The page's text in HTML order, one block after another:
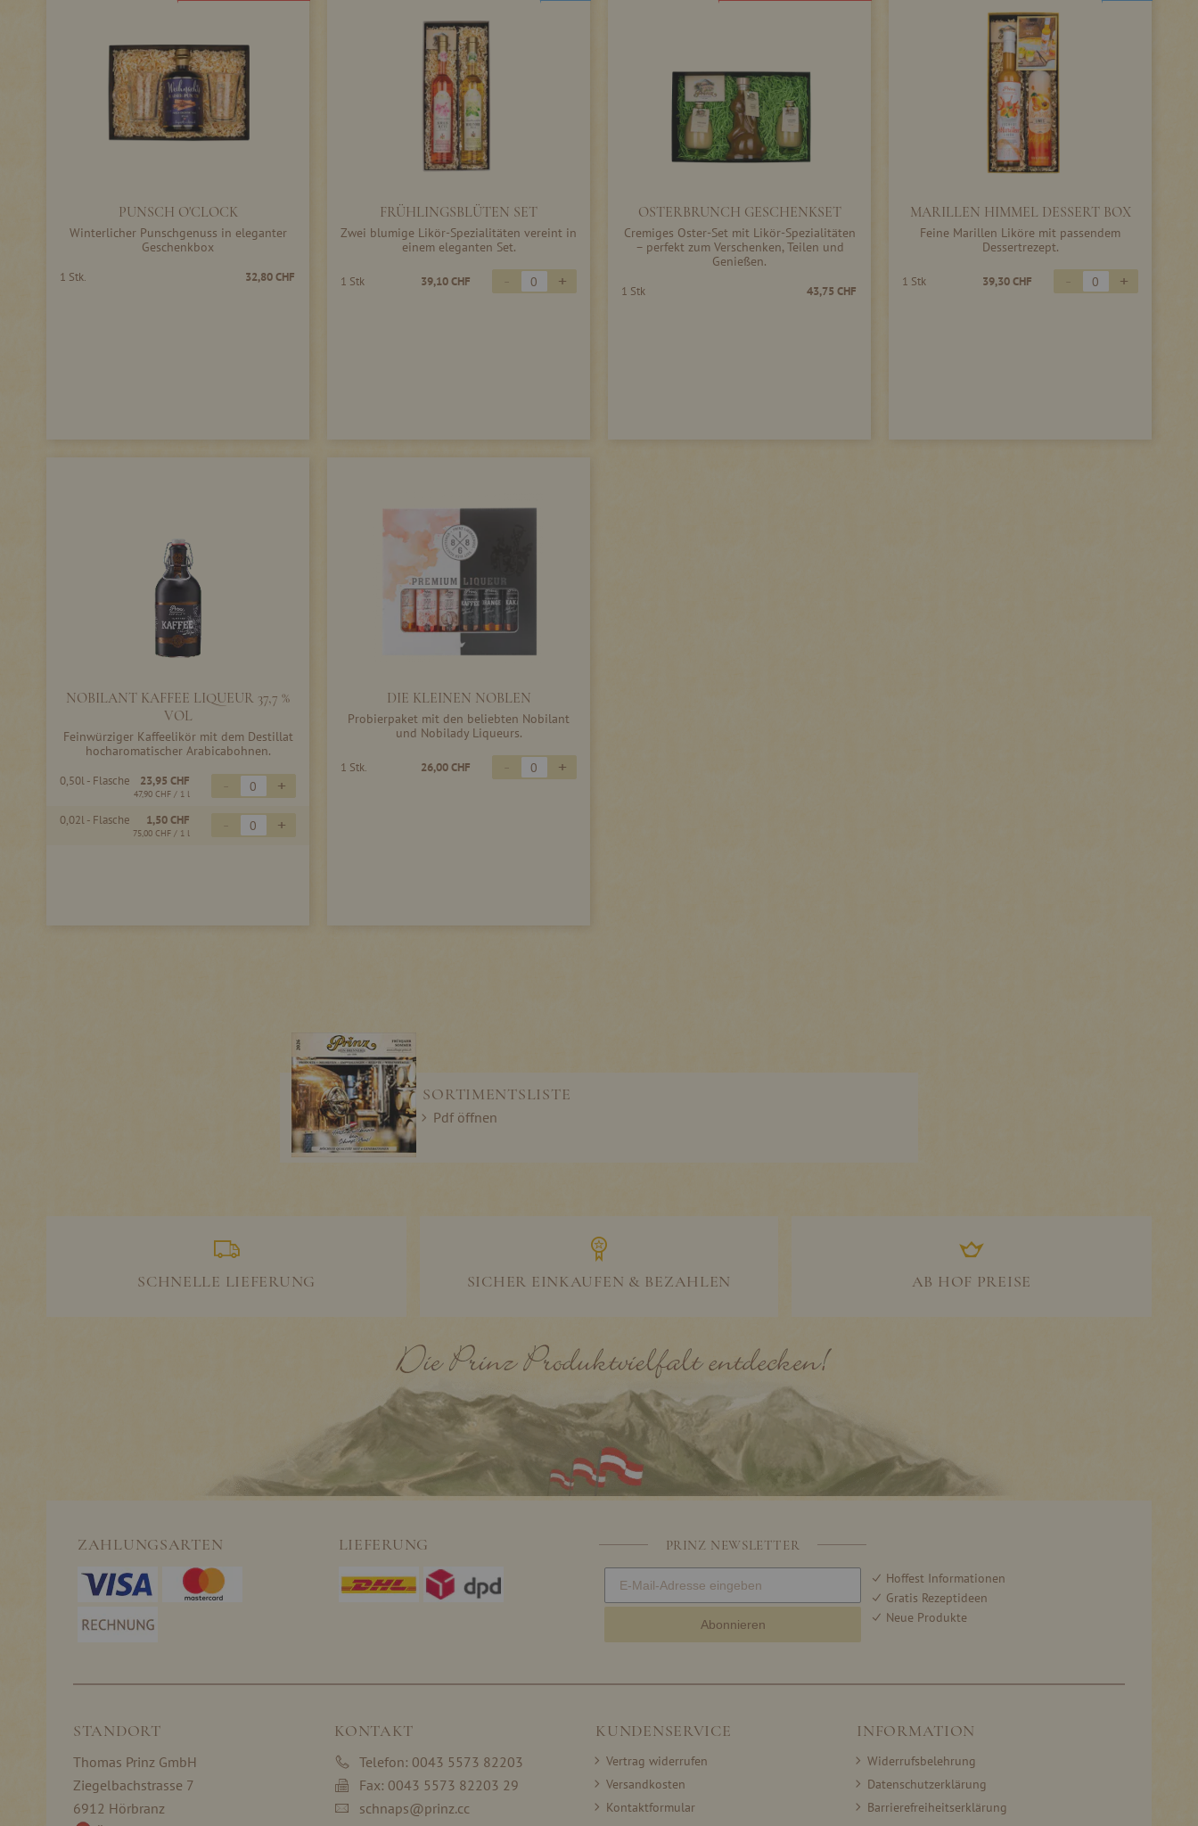
PUNSCH O'CLOCK
Winterlicher Punschgenuss in eleganter
Geschenkbox
1 Stk. 32,80 CHF
FRÜHLINGSBLÜTEN SET
Zwei blumige Likör-Spezialitäten vereint in
einem eleganten Set.
1 Stk 39,10 CHF - +
OSTERBRUNCH GESCHENKSET
Cremiges Oster-Set mit Likör-Spezialitäten
– perfekt zum Verschenken, Teilen und
Genießen.
1 Stk 43,75 CHF
MARILLEN HIMMEL DESSERT BOX
Feine Marillen Liköre mit passendem
Dessertrezept.
1 Stk 39,30 CHF - +
NOBILANT KAFFEE LIQUEUR 37,7 %
VOL
Feinwürziger Kaffeelikör mit dem Destillat
hocharomatischer Arabicabohnen.
0,50l - Flasche 23,95 CHF
47,90 CHF / 1 l - +
0,02l - Flasche 1,50 CHF
75,00 CHF / 1 l - +
DIE KLEINEN NOBLEN
Probierpaket mit den beliebten Nobilant
und Nobilady Liqueurs.
1 Stk. 26,00 CHF - +
SORTIMENTSLISTE
Pdf öffnen
SCHNELLE LIEFERUNG SICHER EINKAUFEN & BEZAHLEN AB HOF PREISE
ZAHLUNGSARTEN LIEFERUNG PRINZ NEWSLETTER
Abonnieren
Hoffest Informationen
Gratis Rezeptideen
Neue Produkte
STANDORT
Thomas Prinz GmbH
Ziegelbachstrasse 7
6912 Hörbranz
KONTAKT
Telefon: 0043 5573 82203
Fax: 0043 5573 82203 29
schnaps@prinz.cc
KUNDENSERVICE
Vertrag widerrufen
Versandkosten
Kontaktformular
INFORMATION
Widerrufsbelehrung
Datenschutzerklärung
Barrierefreiheitserklärung